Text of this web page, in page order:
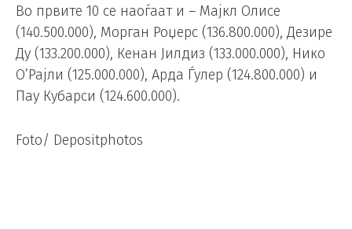
Во првите 10 се наоѓаат и – Мајкл Олисе
(140.500.000), Морган Роџерс (136.800.000), Дезире
Ду (133.200.000), Кенан Јилдиз (133.000.000), Нико
О’Рајли (125.000.000), Арда Ѓулер (124.800.000) и
Пау Кубарси (124.600.000).
Foto/ Depositphotos